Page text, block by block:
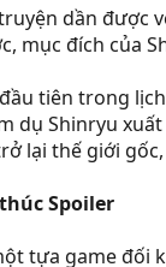
dần được
mục đích của
tiên trong
dụ Shinryu
lại thế giới
Spoiler
tựa game đối